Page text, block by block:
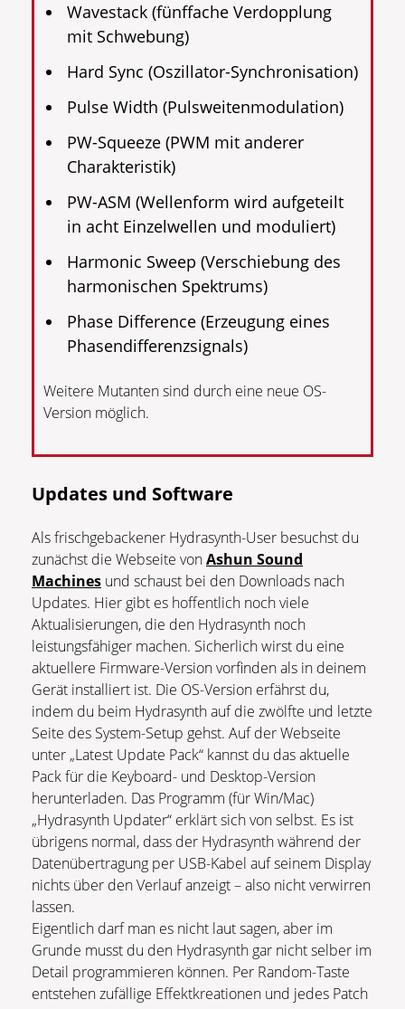
Wavestack (fünffache Verdopplung
mit Schwebung)
Hard Sync (Oszillator-Synchronisation)
Pulse Width (Pulsweitenmodulation)
PW-Squeeze (PWM mit anderer
Charakteristik)
PW-ASM (Wellenform wird aufgeteilt
in acht Einzelwellen und moduliert)
Harmonic Sweep (Verschiebung des
harmonischen Spektrums)
Phase Difference (Erzeugung eines
Phasendifferenzsignals)
Weitere Mutanten sind durch eine neue OS-
Version möglich.
Updates und Software
Als frischgebackener Hydrasynth-User besuchst du
zunächst die Webseite vonAshun Sound
Machines und schaust bei den Downloads nach
Updates. Hier gibt es hoffentlich noch viele
Aktualisierungen, die den Hydrasynth noch
leistungsfähiger machen. Sicherlich wirst du eine
aktuellere Firmware-Version vorfinden als in deinem
Gerät installiert ist. Die OS-Version erfährst du,
indem du beim Hydrasynth auf die zwölfte und letzte
Seite des System-Setup gehst. Auf der Webseite
unter „Latest Update Pack“ kannst du das aktuelle
Pack für die Keyboard- und Desktop-Version
herunterladen. Das Programm (für Win/Mac)
„Hydrasynth Updater“ erklärt sich von selbst. Es ist
übrigens normal, dass der Hydrasynth während der
Datenübertragung per USB-Kabel auf seinem Display
nichts über den Verlauf anzeigt – also nicht verwirren
lassen.
Eigentlich darf man es nicht laut sagen, aber im
Grunde musst du den Hydrasynth gar nicht selber im
Detail programmieren können. Per Random-Taste
entstehen zufällige Effektkreationen und jedes Patch